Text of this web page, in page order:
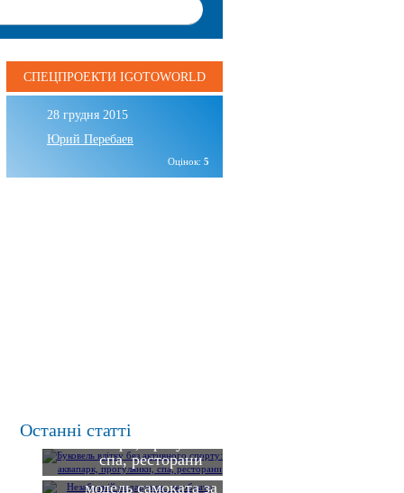
СПЕЦПРОЕКТИ IGOTOWORLD
28 грудня 2015
Юрий Перебаев
Оцінок: 5
Останні статтіактивного спорту:
спа, ресторани
Незабутній подарунок:
як обрати ідеальну
модель самоката за